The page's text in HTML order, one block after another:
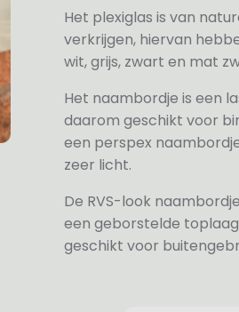
Het plexiglas is van
verkrijgen, hiervan
wit, grijs, zwart en mat
Het naambordje is een
daarom geschikt voor
een perspex
zeer licht.
De RVS-look
een geborstelde
geschikt voor